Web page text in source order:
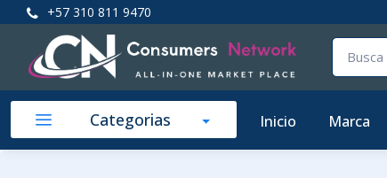
+57 310 811 9470
Categorias Inicio Marca